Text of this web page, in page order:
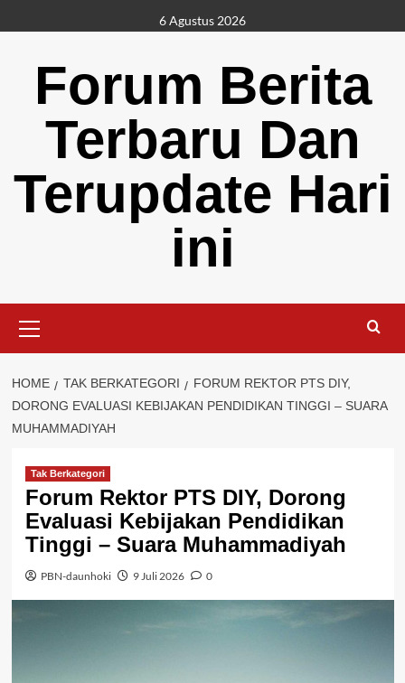
to
6 Agustus 2026
Forum Berita
Terbaru Dan
Terupdate Hari
ini
Menu
HOME TAK BERKATEGORI
FORUM REKTOR PTS DIY,
DORONG EVALUASI KEBIJAKAN PENDIDIKAN TINGGI – SUARA
MUHAMMADIYAH
Tak Berkategori
Forum Rektor PTS DIY, Dorong
Evaluasi Kebijakan Pendidikan
Tinggi – Suara Muhammadiyah
PBN-daunhoki 9 Juli 2026 0